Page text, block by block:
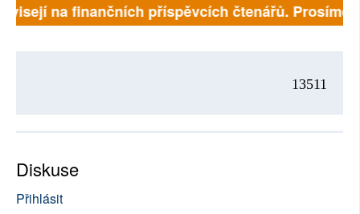
na finančních příspěvcích čtenářů. Prosíme,
13511
Diskuse
Přihlásit